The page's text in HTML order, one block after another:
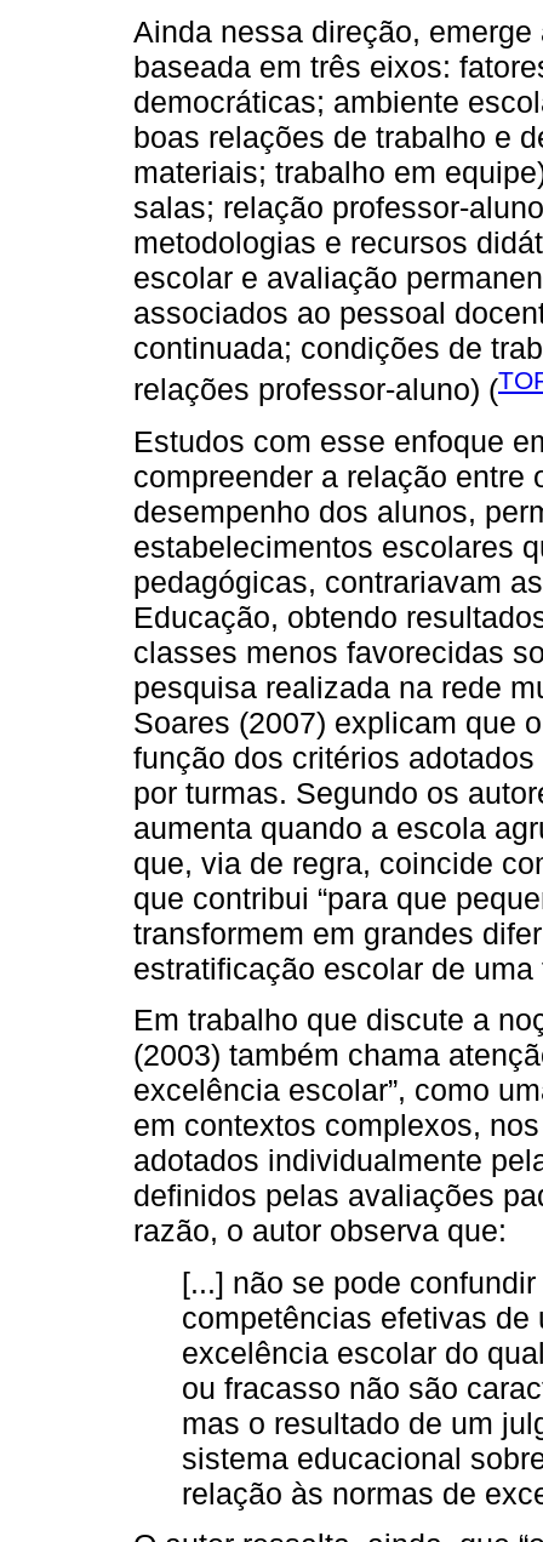
Ainda nessa direção,
baseada em três eixos:
democráticas; ambiente
boas relações de trabalho e
materiais; trabalho em
salas; relação professor-
metodologias e recursos
escolar e avaliação
associados ao pessoal
continuada; condições de
relações professor-aluno) (
Estudos com esse enfoque
compreender a relação entre
desempenho dos alunos,
estabelecimentos escolares
pedagógicas, contrariavam
Educação, obtendo
classes menos favorecidas
pesquisa realizada na rede
Soares (2007) explicam que
função dos critérios
por turmas. Segundo os
aumenta quando a escola
que, via de regra, coincide
que contribui “para que
transformem em grandes
estratificação escolar de
Em trabalho que discute a
(2003) também chama
excelência escolar”, como
em contextos complexos,
adotados individualmente
definidos pelas avaliações
razão, o autor observa que:
[...] não se pode
competências efetivas
excelência escolar do
ou fracasso não são
mas o resultado de um
sistema educacional
relação às normas de